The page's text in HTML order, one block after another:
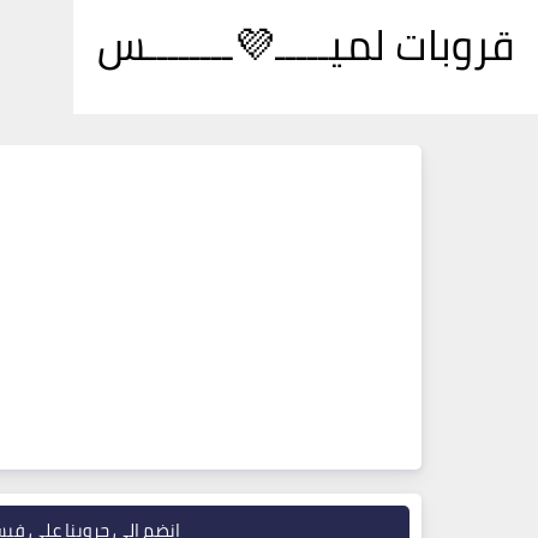
قروبات لميـــــ💜ــــــــس
انضم إلى جروبنا على